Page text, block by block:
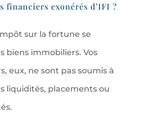
financiers exonérés d’IFI ?
sur la fortune se
biens immobiliers. Vos
eux, ne sont pas soumis à
liquidités, placements ou